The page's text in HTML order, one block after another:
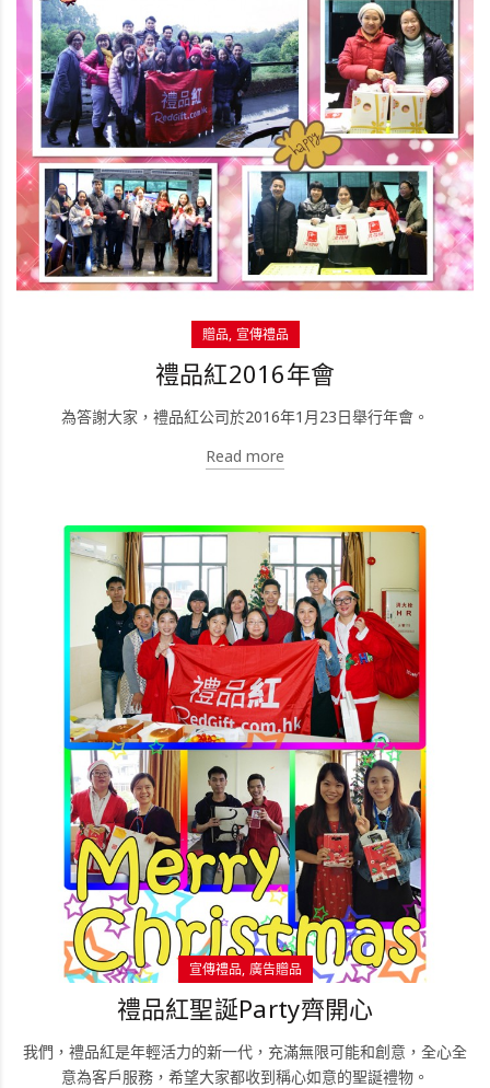
贈品 宣傳禮品
禮品紅2016年會
為答謝大家，禮品紅公司於2016年1月23日舉行年會。
Read more
宣傳禮品 廣告贈品
禮品紅聖誕Party齊開心
我們，禮品紅是年輕活力的新一代，充滿無限可能和創意，全心全
意為客戶服務，希望大家都收到稱心如意的聖誕禮物。